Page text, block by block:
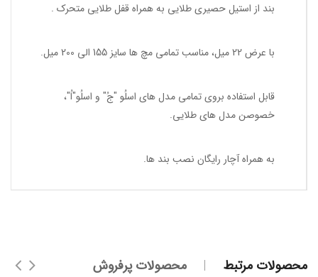
بند از استیل حصیری طلایی به همراه قفل طلایی متحرک .
با عرض 22 میل، مناسب تمامی مچ ها سایز 155 الی 200 میل.
قابل استفاده بروی تمامی مدل های اسلُو "جُ" و اسلُو"اُ"،
خصوصن مدل های طلایی.
به همراه آچار رایگان نصب بند ها.
محصولات مرتبط محصولات پرفروش